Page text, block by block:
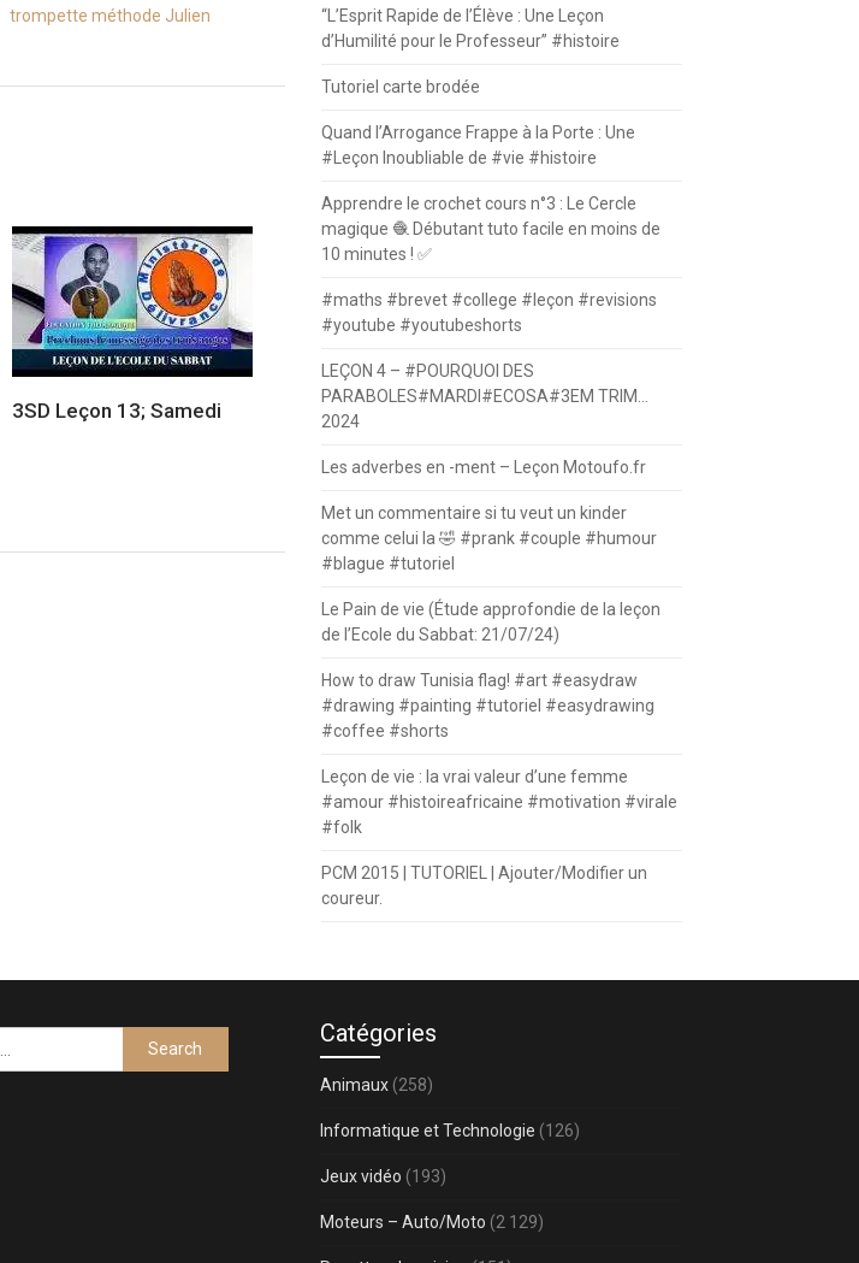
trompette méthode Julien
3SD Leçon 13; Samedi
“L’Esprit Rapide de l’Élève : Une Leçon
d’Humilité pour le Professeur” #histoire
Tutoriel carte brodée
Quand l’Arrogance Frappe à la Porte : Une
#Leçon Inoubliable de #vie #histoire
Apprendre le crochet cours n°3 : Le Cercle
magique 🧶 Débutant tuto facile en moins de
10 minutes ! ✅
#maths #brevet #college #leçon #revisions
#youtube #youtubeshorts
LEÇON 4 – #POURQUOI DES
PARABOLES#MARDI#ECOSA#3EM TRIM…
2024
Les adverbes en -ment – Leçon Motoufo.fr
Met un commentaire si tu veut un kinder
comme celui la 🤣 #prank #couple #humour
#blague #tutoriel
Le Pain de vie (Étude approfondie de la leçon
de l’Ecole du Sabbat: 21/07/24)
How to draw Tunisia flag! #art #easydraw
#drawing #painting #tutoriel #easydrawing
#coffee #shorts
Leçon de vie : la vrai valeur d’une femme
#amour #histoireafricaine #motivation #virale
#folk
PCM 2015 | TUTORIEL | Ajouter/Modifier un
coureur.
Catégories
Animaux (258)
Informatique et Technologie (126)
Jeux vidéo (193)
Moteurs – Auto/Moto (2 129)